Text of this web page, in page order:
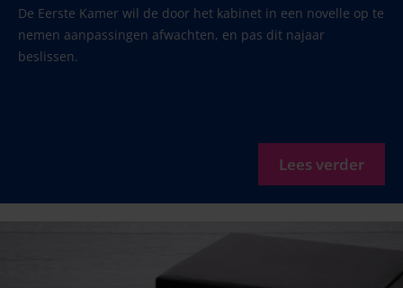
De Eerste Kamer wil de door het kabinet in een novelle op te
nemen aanpassingen afwachten, en pas dit najaar
beslissen.
Lees verder